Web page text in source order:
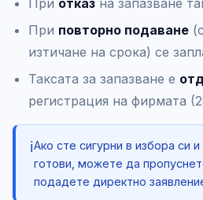
При повторно подаване
изтичане на срока) се
Таксата за запазване е
регистрация на фирмата
ℹ️Ако сте сигурни в избора си
готови, можете да
подадете директно